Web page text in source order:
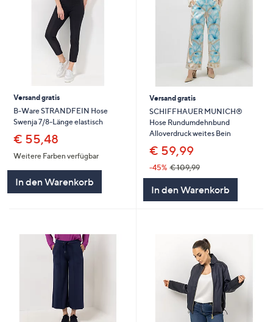
Versand gratis
B-Ware STRANDFEIN Hose
Swenja 7/8-Länge elastisch
€ 55,48
Weitere Farben verfügbar
In den Warenkorb
Versand gratis
SCHIFFHAUER MUNICH®
Hose Rundumdehnbund
Alloverdruck weites Bein
€ 59,99
-45% € 109,99
In den Warenkorb